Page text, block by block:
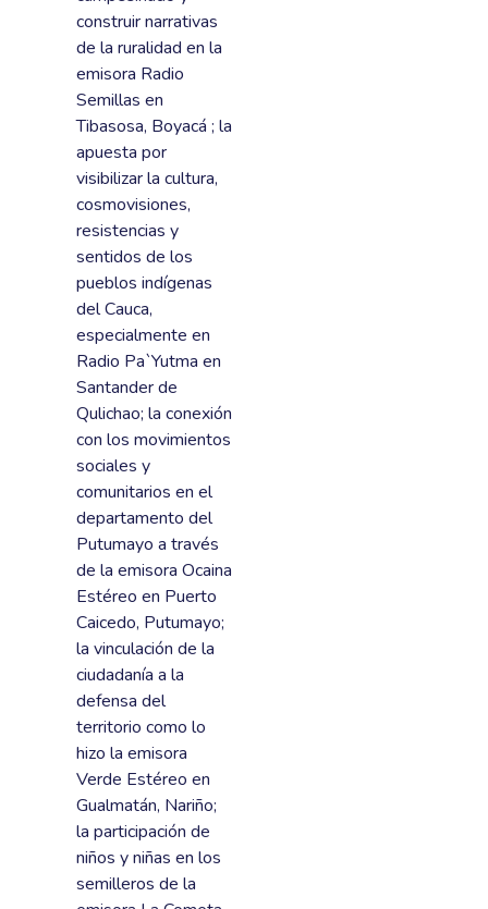
construir narrativas
de la ruralidad en la
emisora Radio
Semillas en
Tibasosa, Boyacá ; la
apuesta por
visibilizar la cultura,
cosmovisiones,
resistencias y
sentidos de los
pueblos indígenas
del Cauca,
especialmente en
Radio Pa`Yutma en
Santander de
Qulichao; la conexión
con los movimientos
sociales y
comunitarios en el
departamento del
Putumayo a través
de la emisora Ocaina
Estéreo en Puerto
Caicedo, Putumayo;
la vinculación de la
ciudadanía a la
defensa del
territorio como lo
hizo la emisora
Verde Estéreo en
Gualmatán, Nariño;
la participación de
niños y niñas en los
semilleros de la